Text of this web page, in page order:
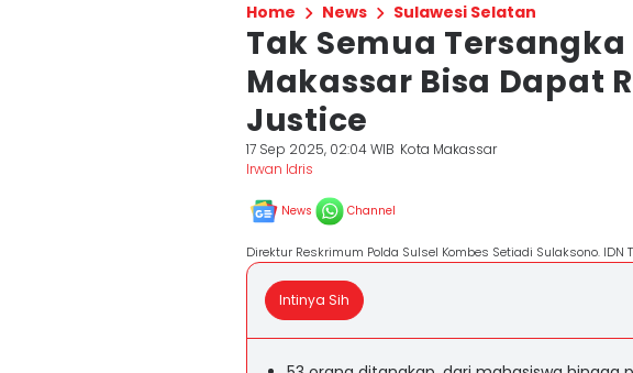
Home News Sulawesi Selatan
Tak Semua
Makassar Bisa Dapat
Justice
17 Sep 2025, 02:04 WIB Kota Makassar
Irwan Idris
News Channel
Direktur Reskrimum Polda Sulsel Kombes Setiadi Sulaksono. IDN
Intinya Sih